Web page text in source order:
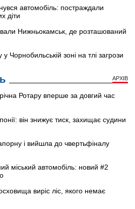
автомобіль: постраждали
діти
Нижньокамськ, де розташований
Чорнобильській зоні на тлі загрози
АРХІВ
Ротару вперше за довгий час
він знижує тиск, захищає судини
і вийшла до чвертьфіналу
міський автомобіль: новий #2
виріс ліс, якого немає